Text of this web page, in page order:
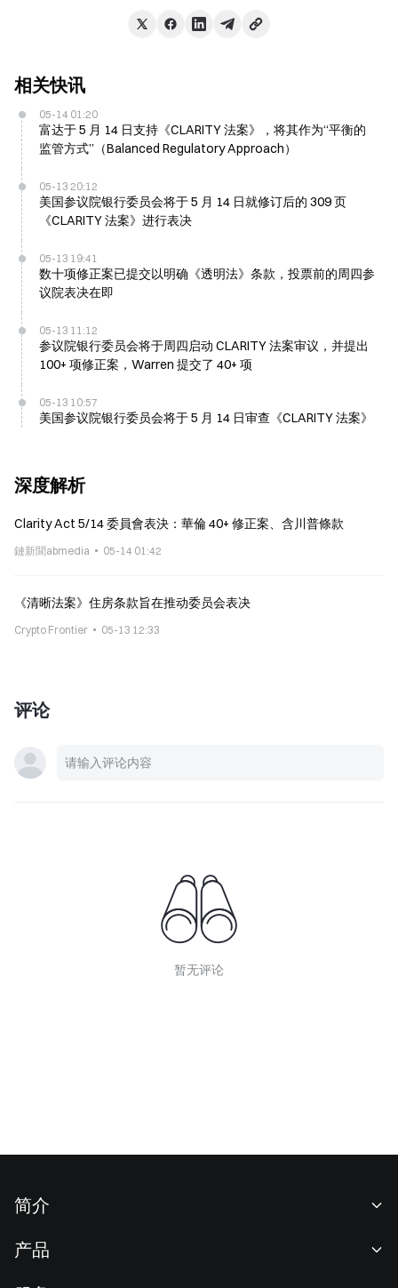
相关快讯
05-14 01:20
富达于 5 月 14 日支持《CLARITY 法案》，将其作为“平衡的
监管方式”（Balanced Regulatory Approach）
05-13 20:12
美国参议院银行委员会将于 5 月 14 日就修订后的 309 页
《CLARITY 法案》进行表决
05-13 19:41
数十项修正案已提交以明确《透明法》条款，投票前的周四参
议院表决在即
05-13 11:12
参议院银行委员会将于周四启动 CLARITY 法案审议，并提出
100+ 项修正案，Warren 提交了 40+ 项
05-13 10:57
美国参议院银行委员会将于 5 月 14 日审查《CLARITY 法案》
深度解析
Clarity Act 5/14 委員會表決：華倫 40+ 修正案、含川普條款
鏈新聞abmedia 05-14 01:42
《清晰法案》住房条款旨在推动委员会表决
Crypto Frontier 05-13 12:33
评论
暂无评论
简介
产品